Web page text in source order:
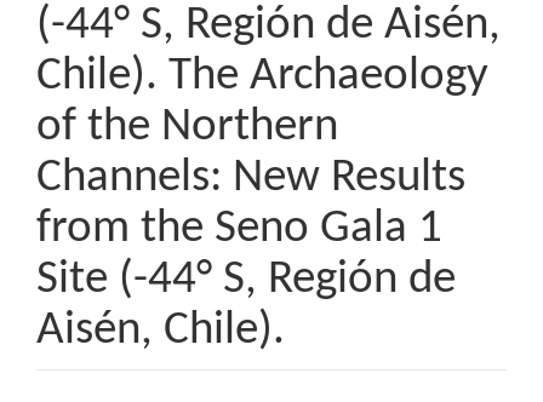
(-44° S, Región de Aisén,
Chile). The Archaeology
of the Northern
Channels: New Results
from the Seno Gala 1
Site (-44° S, Región de
Aisén, Chile).